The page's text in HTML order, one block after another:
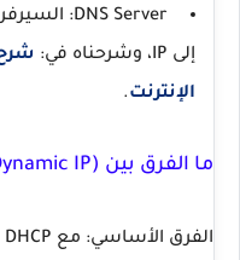
DNS Server:
إلى IP، وشرحناه في:
الإنترنت.
ما الفرق بين DHCP (Dynamic IP) و Static IP؟
الفرق الأساسي: مع DHCP